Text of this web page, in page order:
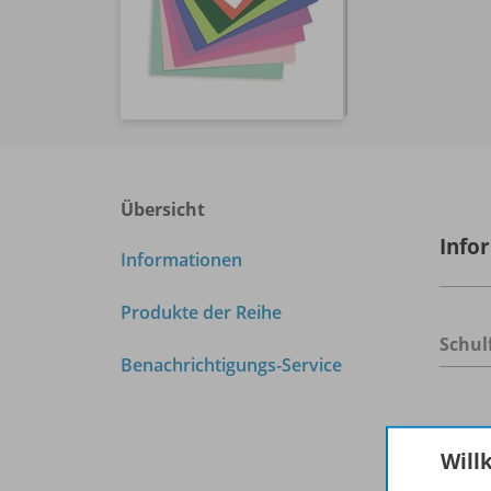
Übersicht
Informationen
Produkte der Reihe
Benachrichtigungs-Service